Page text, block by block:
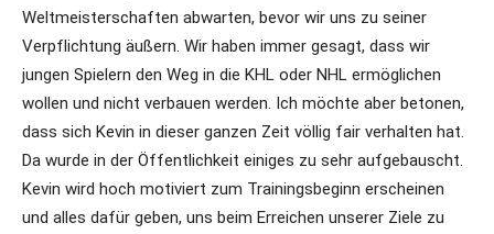
Weltmeisterschaften abwarten, bevor wir uns zu seiner
Verpflichtung äußern. Wir haben immer gesagt, dass wir
jungen Spielern den Weg in die KHL oder NHL ermöglichen
wollen und nicht verbauen werden. Ich möchte aber betonen,
dass sich Kevin in dieser ganzen Zeit völlig fair verhalten hat.
Da wurde in der Öffentlichkeit einiges zu sehr aufgebauscht.
Kevin wird hoch motiviert zum Trainingsbeginn erscheinen
und alles dafür geben, uns beim Erreichen unserer Ziele zu